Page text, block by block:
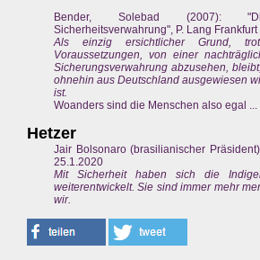
Bender, Solebad (2007):
Sicherheitsverwahrung", P. Lang Frankfurt
Als einzig ersichtlicher Grund,
Voraussetzungen, von einer
Sicherungsverwahrung abzusehen,
ohnehin aus Deutschland ausgewiesen
ist.
Woanders sind die Menschen also egal ...
Hetzer
Jair Bolsonaro (brasilianischer
25.1.2020
Mit Sicherheit haben sich die
weiterentwickelt. Sie sind immer mehr
wir.